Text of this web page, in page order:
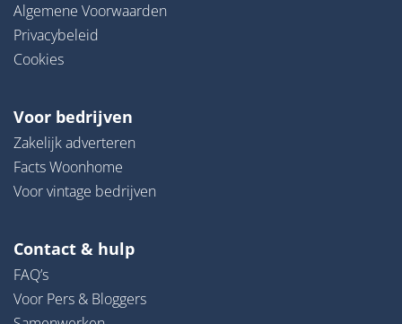
Algemene Voorwaarden
Privacybeleid
Cookies
Voor bedrijven
Zakelijk adverteren
Facts Woonhome
Voor vintage bedrijven
Contact & hulp
FAQ’s
Voor Pers & Bloggers